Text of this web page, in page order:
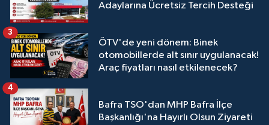
Adaylarına Ücretsiz Tercih Desteği
ÖTV'de yeni dönem: Binek
otomobillerde alt sınır uygulanacak!
Araç fiyatları nasıl etkilenecek?
3
Bafra TSO'dan MHP Bafra İlçe
Başkanlığı'na Hayırlı Olsun Ziyareti
4